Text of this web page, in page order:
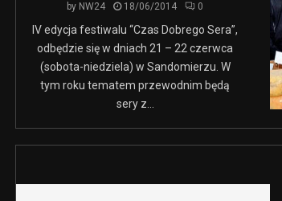
by NW24 18/06/2014 0
IV edycja festiwalu “Czas Dobrego Sera”,
odbędzie się w dniach 21 – 22 czerwca
(sobota-niedziela) w Sandomierzu. W
tym roku tematem przewodnim będą
sery z...